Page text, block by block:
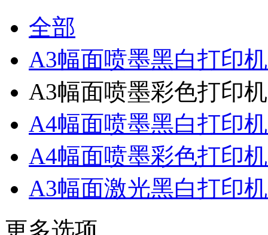
全部
A3幅面喷墨黑白打印
A3幅面喷墨彩色打印
A4幅面喷墨黑白打印
A4幅面喷墨彩色打印
A3幅面激光黑白打印